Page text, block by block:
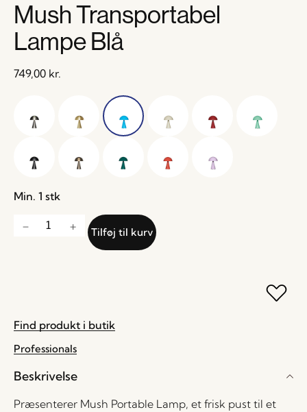
Mush Transportabel
Lampe Blå
749,00 kr.
Min. 1 stk
Tilføj til kurv
Find produkt i butik
Professionals
Beskrivelse
Præsenterer Mush Portable Lamp, et frisk pust til et